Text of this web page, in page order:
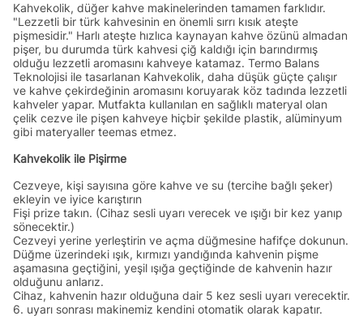
Kahvekolik, düğer kahve makinelerinden tamamen farklıdır.
"Lezzetli bir türk kahvesinin en önemli sırrı kısık ateşte
pişmesidir." Harlı ateşte hızlıca kaynayan kahve özünü almadan
pişer, bu durumda türk kahvesi çiğ kaldığı için barındırmış
olduğu lezzetli aromasını kahveye katamaz. Termo Balans
Teknolojisi ile tasarlanan Kahvekolik, daha düşük güçte çalışır
ve kahve çekirdeğinin aromasını koruyarak köz tadında lezzetli
kahveler yapar. Mutfakta kullanılan en sağlıklı materyal olan
çelik cezve ile pişen kahveye hiçbir şekilde plastik, alüminyum
gibi materyaller teemas etmez.
Kahvekolik ile Pişirme
Cezveye, kişi sayısına göre kahve ve su (tercihe bağlı şeker)
ekleyin ve iyice karıştırın
Fişi prize takın. (Cihaz sesli uyarı verecek ve ışığı bir kez yanıp
sönecektir.)
Cezveyi yerine yerleştirin ve açma düğmesine hafifçe dokunun.
Düğme üzerindeki ışık, kırmızı yandığında kahvenin pişme
aşamasına geçtiğini, yeşil ışığa geçtiğinde de kahvenin hazır
olduğunu anlarız.
Cihaz, kahvenin hazır olduğuna dair 5 kez sesli uyarı verecektir.
6. uyarı sonrası makinemiz kendini otomatik olarak kapatır.